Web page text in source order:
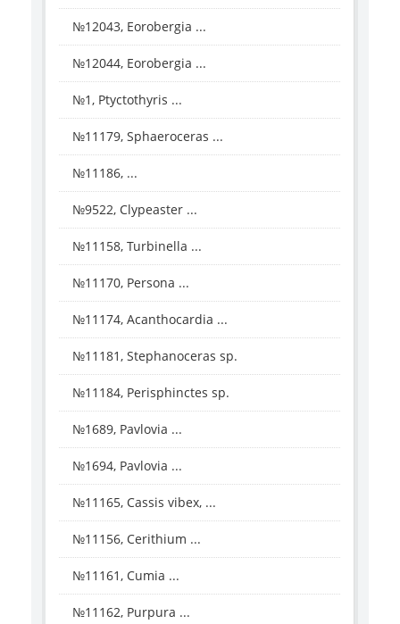
№12043, Eorobergia ...
№12044, Eorobergia ...
№1, Ptyctothyris ...
№11179, Sphaeroceras ...
№11186, ...
№9522, Clypeaster ...
№11158, Turbinella ...
№11170, Persona ...
№11174, Acanthocardia ...
№11181, Stephanoceras sp.
№11184, Perisphinctes sp.
№1689, Pavlovia ...
№1694, Pavlovia ...
№11165, Cassis vibex, ...
№11156, Cerithium ...
№11161, Cumia ...
№11162, Purpura ...